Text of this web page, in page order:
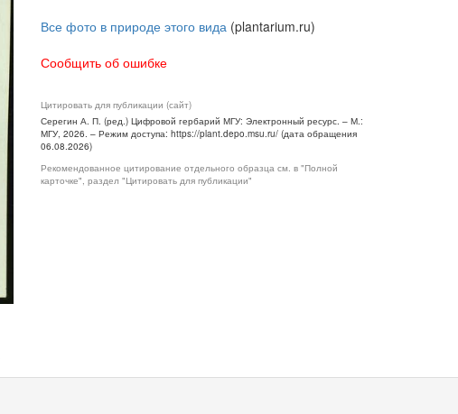
Все фото в природе этого вида (plantarium.ru)
Сообщить об ошибке
Цитировать для публикации (сайт)
Серегин А. П. (ред.) Цифровой гербарий МГУ: Электронный ресурс. – М.:
МГУ, 2026. – Режим доступа: https://plant.depo.msu.ru/ (дата обращения
06.08.2026)
Рекомендованное цитирование отдельного образца см. в "Полной
карточке", раздел "Цитировать для публикации"